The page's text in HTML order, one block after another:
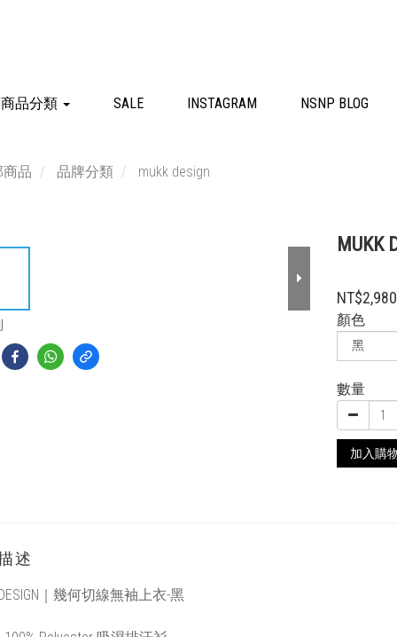
商品分類 SALE INSTAGRAM NSNP BLOG
品 品牌分類 mukk design
MUKK
NT$2,980
顏色
數量
加入購
述
｜ 幾何切線無袖上衣-黑